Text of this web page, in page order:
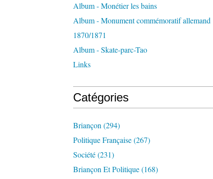
Album - Monétier les bains
Album - Monument commémoratif allemand
1870/1871
Album - Skate-parc-Tao
Links
Catégories
Briançon (294)
Politique Française(267)
Société(231)
Briançon Et Politique(168)